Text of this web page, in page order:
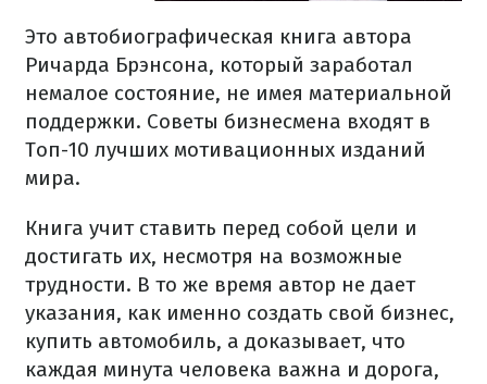
Это автобиографическая книга автора
Ричарда Брэнсона, который заработал
немалое состояние, не имея материальной
поддержки. Советы бизнесмена входят в
Топ-10 лучших мотивационных изданий
мира.
Книга учит ставить перед собой цели и
достигать их, несмотря на возможные
трудности. В то же время автор не дает
указания, как именно создать свой бизнес,
купить автомобиль, а доказывает, что
каждая минута человека важна и дорога,